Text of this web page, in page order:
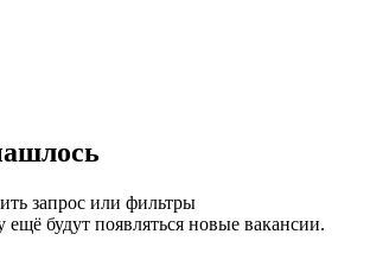
запрос или фильтры
будут появляться новые вакансии.